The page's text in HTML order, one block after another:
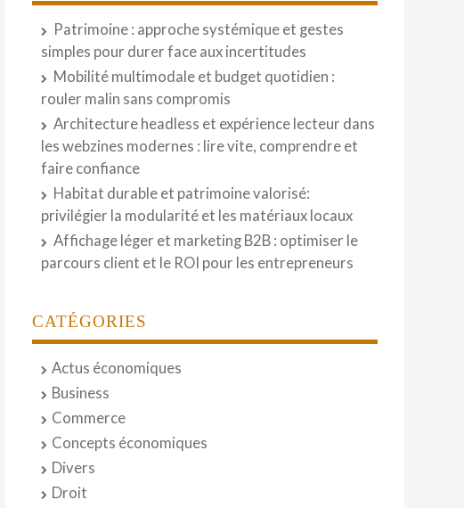
Patrimoine : approche systémique et gestes
simples pour durer face aux incertitudes
Mobilité multimodale et budget quotidien :
rouler malin sans compromis
Architecture headless et expérience lecteur dans
les webzines modernes : lire vite, comprendre et
faire confiance
Habitat durable et patrimoine valorisé:
privilégier la modularité et les matériaux locaux
Affichage léger et marketing B2B : optimiser le
parcours client et le ROI pour les entrepreneurs
CATÉGORIES
Actus économiques
Business
Commerce
Concepts économiques
Divers
Droit